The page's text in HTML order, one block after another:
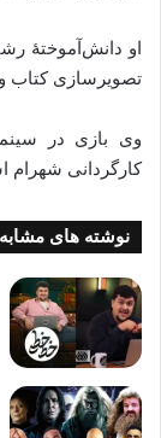
او دانش‌آموختهٔ
تصویرسازی کتاب
کارگردانی
نوشته های مشابه